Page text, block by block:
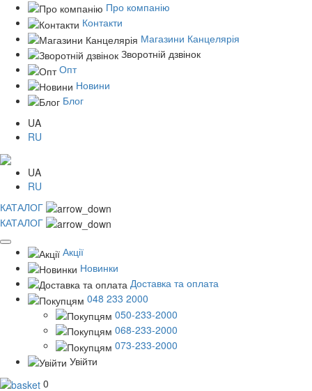
Про компанію
Контакти
Магазини Канцелярія
Зворотній дзвінок
Опт
Новини
Блог
UA
RU
UA
RU
КАТАЛОГ
КАТАЛОГ
Акції
Новинки
Доставка та оплата
048 233 2000
050-233-2000
068-233-2000
073-233-2000
Увійти
0